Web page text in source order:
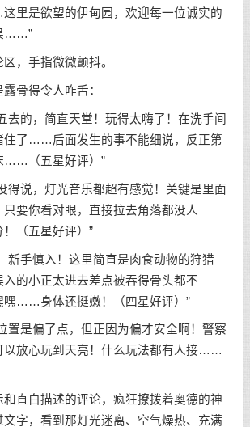
里是欲望的伊甸园，欢迎每一位诚实的
……”
，手指微微颤抖。
骨得令人咋舌：
去的，简直天堂！玩得太嗨了！在洗手间
住了……后面发生的事不能细说，反正第
……（五星好评）”
得说，灯光音乐都超有感觉！关键是里面
要你看对眼，直接拉去角落都没人
（五星好评）”
新手慎入！这里简直是肉食动物的狩猎
的小正太进去差点被吞得骨头都不
……身体还挺嫩！（四星好评）”
置是偏了点，但正因为偏才安全啊！警察
以放心玩到天亮！什么玩法都有人接……
直白描述的评论，疯狂撩拨着奥德的神
字，看到那灯光迷离、空气燥热、充满